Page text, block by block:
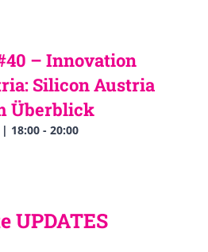
– Innovation
Silicon Austria
Überblick
18:00 - 20:00
UPDATES